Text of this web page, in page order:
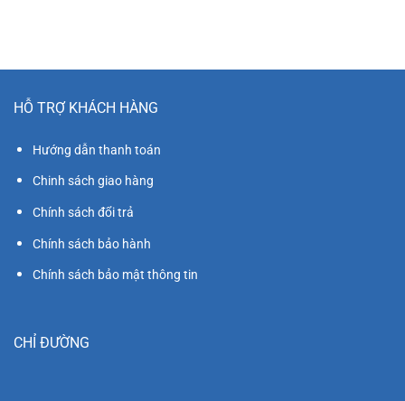
HỖ TRỢ KHÁCH HÀNG
Hướng dẫn thanh toán
Chinh sách giao hàng
Chính sách đổi trả
Chính sách bảo hành
Chính sách bảo mật thông tin
CHỈ ĐƯỜNG